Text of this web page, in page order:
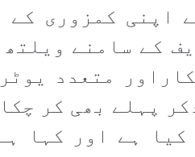
اپنی کمزوری کے
کے سامنے
متعدد
پہلے بھی کر
ہے اور کہا